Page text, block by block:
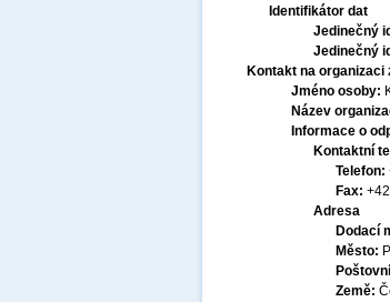
Identifikátor dat
Jedinečný
Jedinečný
Kontakt na organizaci
Jméno osoby:
Název
Informace o
Kontaktní
Telefon:
Fax:
Adresa
Dodací
Město:
Země: